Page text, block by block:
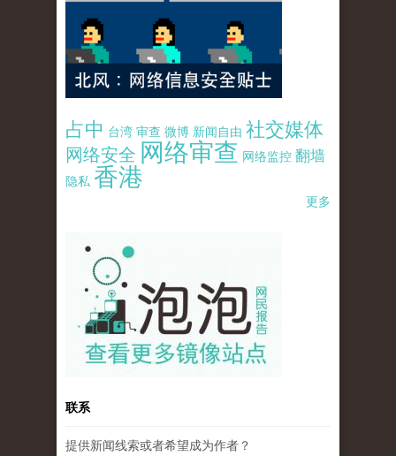
占中 台湾 审查 微博 新闻自由 社交媒体
网络安全 网络审查 网络监控 翻墙
隐私 香港
更多
pao-pao-banner-mirror-site-120814.jpg
联系
提供新闻线索或者希望成为作者？